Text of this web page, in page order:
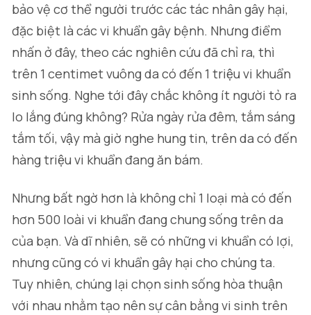
bảo vệ cơ thể người trước các tác nhân gây hại,
đặc biệt là các vi khuẩn gây bệnh. Nhưng điểm
nhấn ở đây, theo các nghiên cứu đã chỉ ra, thì
trên 1 centimet vuông da có đến 1 triệu vi khuẩn
sinh sống. Nghe tới đây chắc không ít người tỏ ra
lo lắng đúng không? Rửa ngày rửa đêm, tắm sáng
tắm tối, vậy mà giờ nghe hung tin, trên da có đến
hàng triệu vi khuẩn đang ăn bám.
Nhưng bất ngờ hơn là không chỉ 1 loại mà có đến
hơn 500 loài vi khuẩn đang chung sống trên da
của bạn. Và dĩ nhiên, sẽ có những vi khuẩn có lợi,
nhưng cũng có vi khuẩn gây hại cho chúng ta.
Tuy nhiên, chúng lại chọn sinh sống hòa thuận
với nhau nhằm tạo nên sự cân bằng vi sinh trên